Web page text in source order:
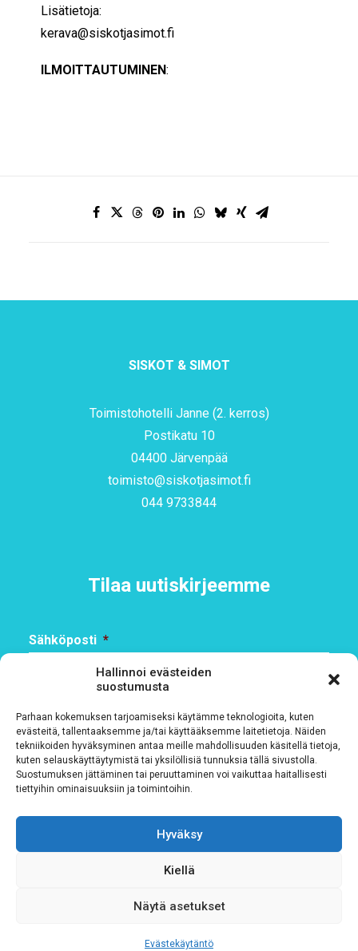
Hallinnoi evästeiden
suostumusta
Parhaan kokemuksen tarjoamiseksi käytämme teknologioita, kuten
evästeitä, tallentaaksemme ja/tai käyttääksemme laitetietoja. Näiden
tekniikoiden hyväksyminen antaa meille mahdollisuuden käsitellä tietoja,
kuten selauskäyttäytymistä tai yksilöllisiä tunnuksia tällä sivustolla.
Suostumuksen jättäminen tai peruuttaminen voi vaikuttaa haitallisesti
tiettyihin ominaisuuksiin ja toimintoihin.
Hyväksy
Kiellä
Näytä asetukset
Evästekäytäntö
Lisätietoja:
kerava@siskotjasimot.fi
ILMOITTAUTUMINEN:
SISKOT & SIMOT
Toimistohotelli Janne (2. kerros)
Postikatu 10
04400 Järvenpää
toimisto@siskotjasimot.fi
044 9733844
Tilaa uutiskirjeemme
Sähköposti *
Rekisteriseloste *
Hyväksyn ehdot